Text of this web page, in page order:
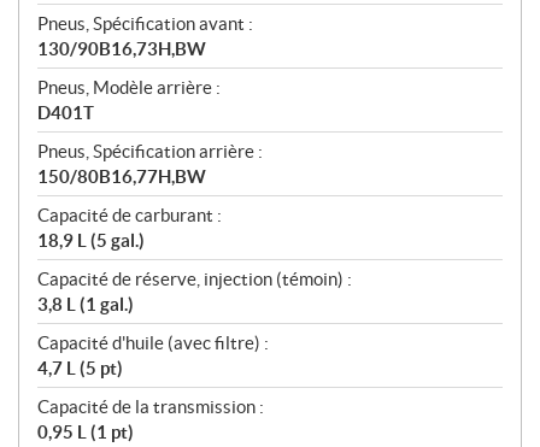
Pneus, Spécification avant :
130/90B16,73H,BW
Pneus, Modèle arrière :
D401T
Pneus, Spécification arrière :
150/80B16,77H,BW
Capacité de carburant :
18,9 L (5 gal.)
Capacité de réserve, injection (témoin) :
3,8 L (1 gal.)
Capacité d'huile (avec filtre) :
4,7 L (5 pt)
Capacité de la transmission :
0,95 L (1 pt)